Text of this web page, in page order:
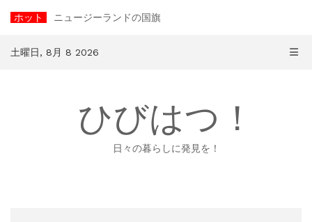
ホット ニュージーランドの国旗
土曜日, 8月 8 2026
ひびはつ！
日々の暮らしに発見を！